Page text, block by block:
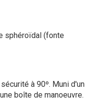
sphéroïdal (fonte
à 90º. Muni d'un
boîte de manoeuvre.